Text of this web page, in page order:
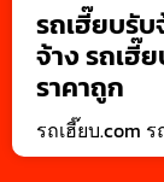
รถเฮี๊ยบรั
จ้าง รถเฮี๊
ราคาถูก
รถเฮี๊ยบ.com